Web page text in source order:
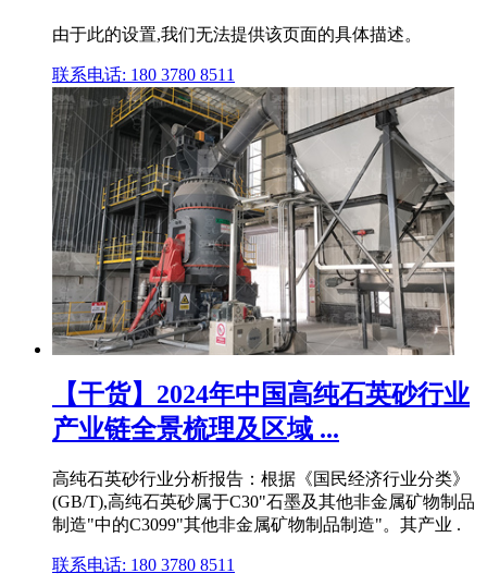
由于此的设置,我们无法提供该页面的具体描述。
联系电话: 180 3780 8511
【干货】2024年中国高纯石英砂行业
产业链全景梳理及区域 ...
高纯石英砂行业分析报告：根据《国民经济行业分类》
(GB/T),高纯石英砂属于C30"石墨及其他非金属矿物制品
制造"中的C3099"其他非金属矿物制品制造"。其产业 .
联系电话: 180 3780 8511